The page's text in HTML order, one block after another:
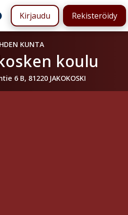
Kirjaudu Rekisteröidy
KUNTA
koulu
6 B, 81220 JAKOKOSKI